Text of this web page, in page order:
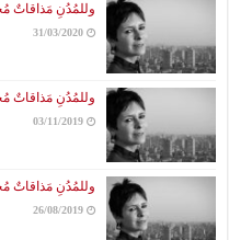
وللمُدُنِ مَذاقاتٌ
31/03/2020
وللمُدُنِ مَذاقاتٌ
03/11/2019
وللمُدُنِ مَذاقاتٌ
26/08/2019